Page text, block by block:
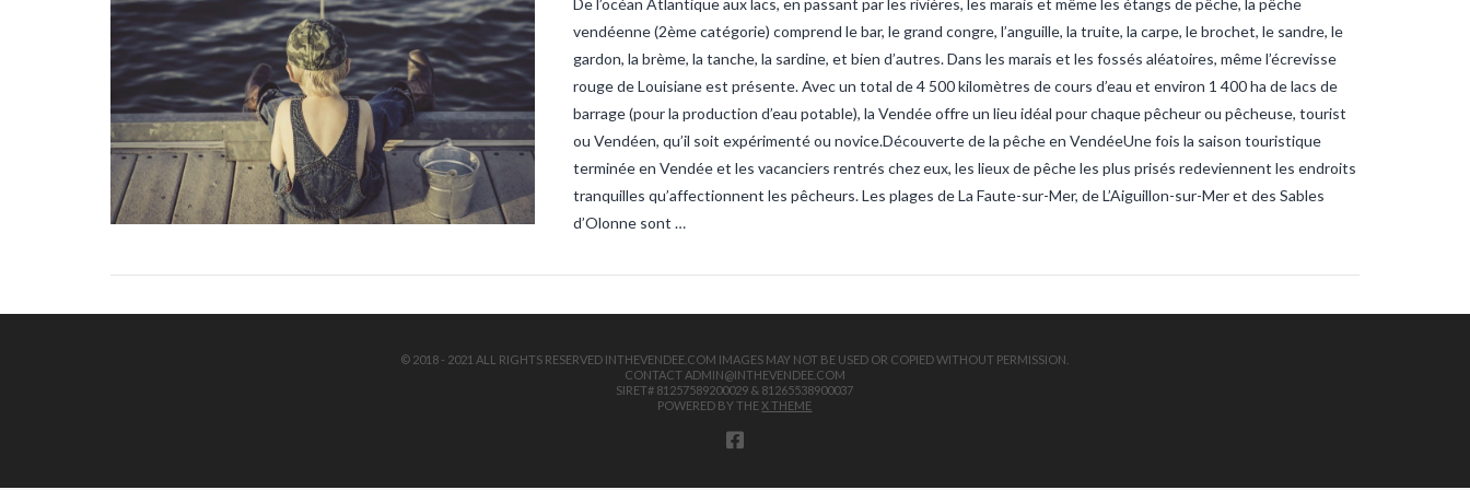
sandre-vendee sardines sardines-
vendee tanche tanche-vendee
truite-vendee vendee-pêche
De l’océan Atlantique aux lacs, en passant par les rivières, les marais et même les étangs de pêche, la pêche
vendéenne (2ème catégorie) comprend le bar, le grand congre, l’anguille, la truite, la carpe, le brochet, le sandre, le
gardon, la brème, la tanche, la sardine, et bien d’autres. Dans les marais et les fossés aléatoires, même l’écrevisse
rouge de Louisiane est présente. Avec un total de 4 500 kilomètres de cours d’eau et environ 1 400 ha de lacs de
barrage (pour la production d’eau potable), la Vendée offre un lieu idéal pour chaque pêcheur ou pêcheuse, tourist
ou Vendéen, qu’il soit expérimenté ou novice.Découverte de la pêche en VendéeUne fois la saison touristique
terminée en Vendée et les vacanciers rentrés chez eux, les lieux de pêche les plus prisés redeviennent les endroits
tranquilles qu’affectionnent les pêcheurs. Les plages de La Faute-sur-Mer, de L’Aiguillon-sur-Mer et des Sables
d’Olonne sont …
© 2018 - 2021 ALL RIGHTS RESERVED INTHEVENDEE.COM IMAGES MAY NOT BE USED OR COPIED WITHOUT PERMISSION.
CONTACT ADMIN@INTHEVENDEE.COM
SIRET# 81257589200029 & 81265538900037
POWERED BY THEX THEME